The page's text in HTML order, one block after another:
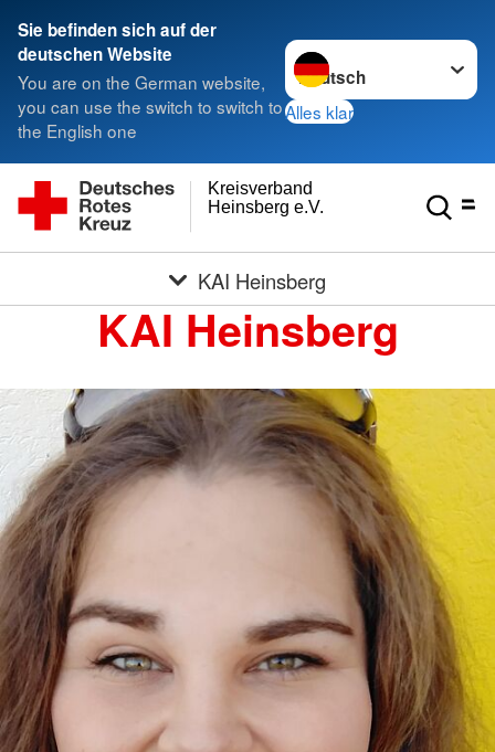
Sie befinden sich auf der
deutschen Website
You are on the German website,
you can use the switch to switch to
the English one
Sprache wechseln zu
Alles klar
Heinsberg e.V.
Kreisverband
KAI Heinsberg
KAI Heinsberg